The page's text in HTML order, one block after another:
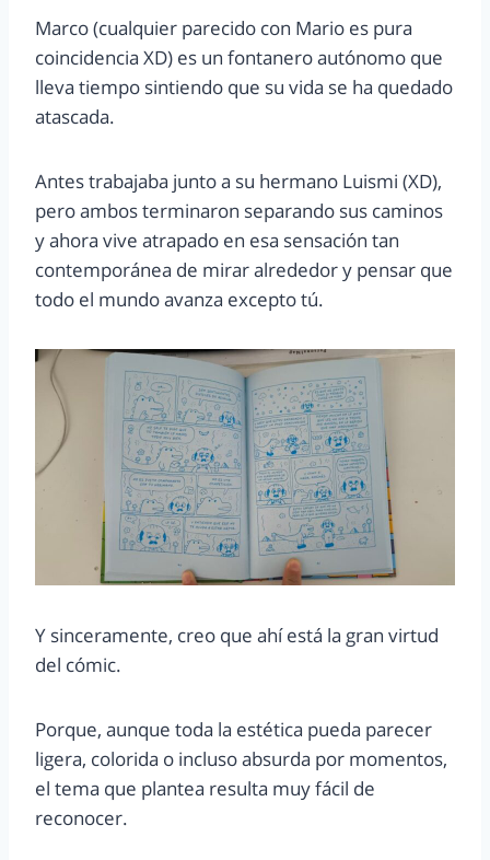
Marco (cualquier parecido con Mario es pura
coincidencia XD) es un fontanero autónomo que
lleva tiempo sintiendo que su vida se ha quedado
atascada.
Antes trabajaba junto a su hermano Luismi (XD),
pero ambos terminaron separando sus caminos
y ahora vive atrapado en esa sensación tan
contemporánea de mirar alrededor y pensar que
todo el mundo avanza excepto tú.
Y sinceramente, creo que ahí está la gran virtud
del cómic.
Porque, aunque toda la estética pueda parecer
ligera, colorida o incluso absurda por momentos,
el tema que plantea resulta muy fácil de
reconocer.